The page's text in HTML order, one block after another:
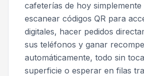
cafeterías de hoy simplemente
escanear códigos QR para
digitales, hacer pedidos
sus teléfonos y ganar
automáticamente, todo sin
superficie o esperar en filas